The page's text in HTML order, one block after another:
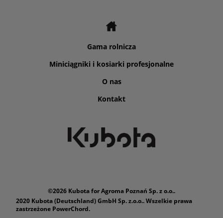
Gama rolnicza
Miniciągniki i kosiarki profesjonalne
O nas
Kontakt
©2026 Kubota for Agroma Poznań Sp. z o.o..
2020 Kubota (Deutschland) GmbH Sp. z.o.o.. Wszelkie prawa
zastrzeżone PowerChord.